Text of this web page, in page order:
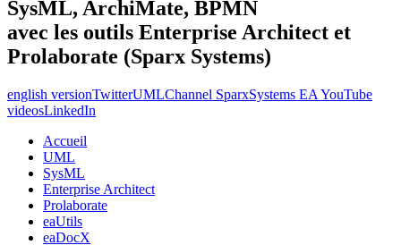
SysML, ArchiMate, BPMN
avec les outils Enterprise Architect et
Prolaborate (Sparx Systems)
english versionTwitterUMLChannel SparxSystems EA YouTube
videosLinkedIn
Accueil
UML
SysML
Enterprise Architect
Prolaborate
eaUtils
eaDocX